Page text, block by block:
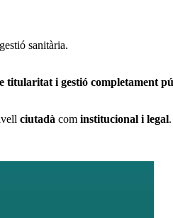
sanitària.
titularitat i gestió completament
ciutadà com institucional i legal.